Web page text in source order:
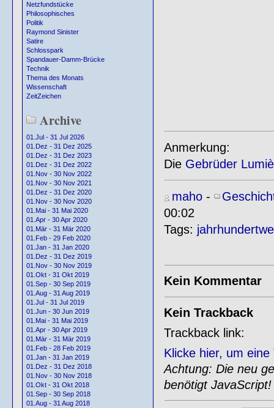
Netzfundstücke
Philosophisches
Politik
Raymond Sinister
Satire
Schlosspark
Spandauer-Damm-Brücke
Technik
Thema des Monats
Wissenschaft
ZeitZeichen
Archive
01.Jul - 31 Jul 2026
01.Dez - 31 Dez 2025
01.Dez - 31 Dez 2023
01.Dez - 31 Dez 2022
01.Nov - 30 Nov 2022
01.Nov - 30 Nov 2021
01.Dez - 31 Dez 2020
01.Nov - 30 Nov 2020
01.Mai - 31 Mai 2020
01.Apr - 30 Apr 2020
01.Mär - 31 Mär 2020
01.Feb - 29 Feb 2020
01.Jan - 31 Jan 2020
01.Dez - 31 Dez 2019
01.Nov - 30 Nov 2019
01.Okt - 31 Okt 2019
01.Sep - 30 Sep 2019
01.Aug - 31 Aug 2019
01.Jul - 31 Jul 2019
01.Jun - 30 Jun 2019
01.Mai - 31 Mai 2019
01.Apr - 30 Apr 2019
01.Mär - 31 Mär 2019
01.Feb - 28 Feb 2019
01.Jan - 31 Jan 2019
01.Dez - 31 Dez 2018
01.Nov - 30 Nov 2018
01.Okt - 31 Okt 2018
01.Sep - 30 Sep 2018
01.Aug - 31 Aug 2018
Anmerkung:
Die Gebrüder
maho-
00:02
Tags:
Kein Kommentar
Kein Trackback
Trackback link:
Klicke hier, um
Achtung: Die neu
benötigt JavaScript!